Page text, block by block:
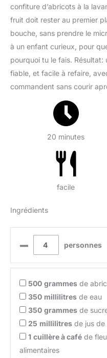
confiture d’abricots à la
fruit doit rester au premier
bouche, sans prendre le
à un enfant curieux, pour
pourquoi tu le fais. Résultat:
fiable, et facile à refaire,
commandent sans courir
20 minutes
facile
Ingrédients
– personnes
500 grammes de
350 millilitres de eau
350 grammes de
25 millilitres de jus de
1 cuillère à café de
alimentaires